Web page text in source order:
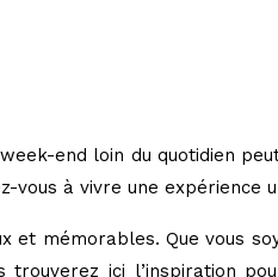
end loin du quotidien
à vivre une expérience
mémorables. Que vous
ici l’inspiration